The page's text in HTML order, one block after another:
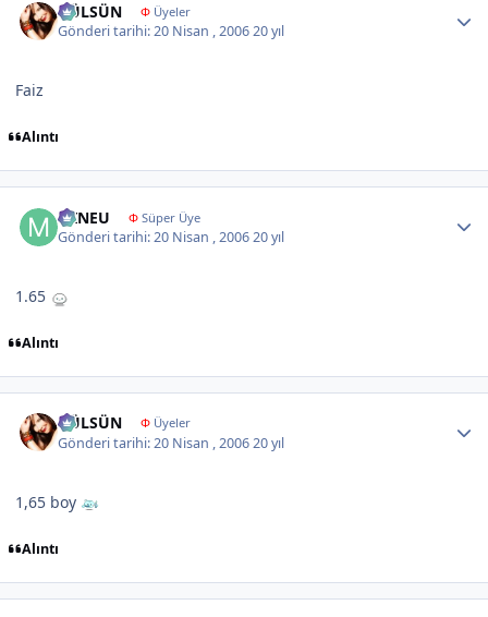
GÜLSÜN ΦÜyeler
Gönderi tarihi:20 Nisan , 200620 yıl
Faiz
Alıntı
MINEU ΦSüper Üye
Gönderi tarihi:20 Nisan , 200620 yıl
1.65
Alıntı
GÜLSÜN ΦÜyeler
Gönderi tarihi:20 Nisan , 200620 yıl
1,65 boy
Alıntı